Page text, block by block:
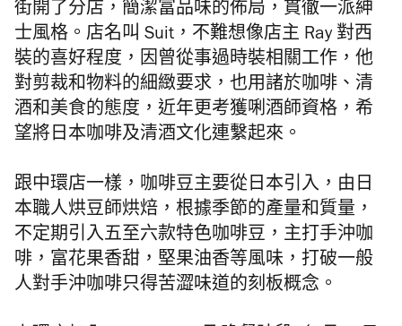
街開了分店，簡潔富品味的佈局，貫徹一派紳
士風格。店名叫 Suit，不難想像店主 Ray 對 西
裝的喜好程度，因曾從事過時裝相關工作，他
對剪裁和物料的細緻要求，也用諸於咖啡、清
酒和美食的態度，近年更考獲唎酒師資格，希
望將日本咖啡及清酒文化連繫起來。
跟中環店一樣， 咖啡豆主要從日本引入，由日
本職人烘豆師烘焙，根據季節的產量和質量，
不定期引入五至六款特色咖啡豆，主打 手沖咖
啡，富花果香甜，堅果油香等風味 ，打破一般
人對手沖咖啡只得苦澀味道的刻板概念。